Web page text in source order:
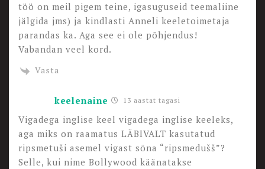
töö on meil pigem teine, igasuguseid teemaliine
jälgida jms) ja kindlasti Anneli keeletoimetaja
parandas ka. Aga see ei ole põhjendus!
Vabandan veel kord.
Vasta
keelenaine 13 aastat tagasi
Vigadega inglise keel vigadega inglise keeleks,
aga miks on raamatus LÄBIVALT kasutatud
ripsmetuši asemel vigast sõna “ripsmedušš”?
Selle, kui nime Bollywood käänatakse